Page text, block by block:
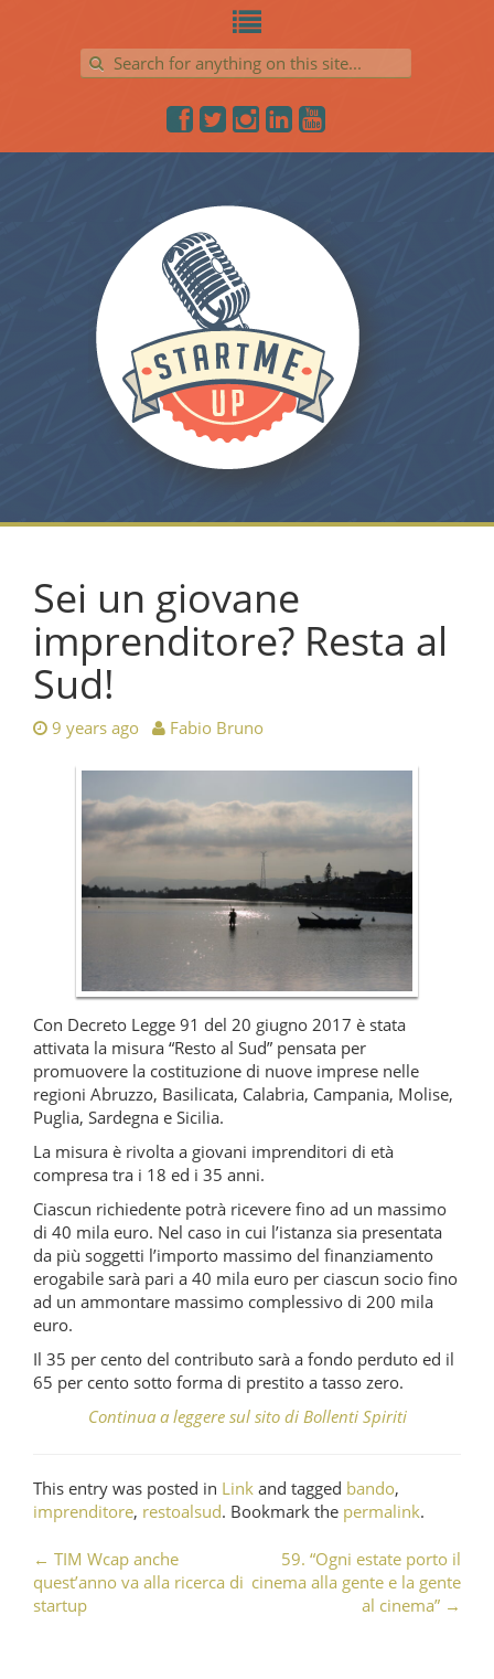
Search for:
Sei un giovane
imprenditore? Resta al
Sud!
9 years ago Fabio Bruno
Con Decreto Legge 91 del 20 giugno 2017 è stata
attivata la misura “Resto al Sud” pensata per
promuovere la costituzione di nuove imprese nelle
regioni Abruzzo, Basilicata, Calabria, Campania, Molise,
Puglia, Sardegna e Sicilia.
La misura è rivolta a giovani imprenditori di età
compresa tra i 18 ed i 35 anni.
Ciascun richiedente potrà ricevere fino ad un massimo
di 40 mila euro. Nel caso in cui l’istanza sia presentata
da più soggetti l’importo massimo del finanziamento
erogabile sarà pari a 40 mila euro per ciascun socio fino
ad un ammontare massimo complessivo di 200 mila
euro.
Il 35 per cento del contributo sarà a fondo perduto ed il
65 per cento sotto forma di prestito a tasso zero.
Continua a leggere sul sito di Bollenti Spiriti
This entry was posted in Link and tagged bando,
imprenditore, restoalsud. Bookmark the permalink.
Post navigation
← TIM Wcap anche
quest’anno va alla ricerca di
startup
59. “Ogni estate porto il
cinema alla gente e la gente
al cinema” →